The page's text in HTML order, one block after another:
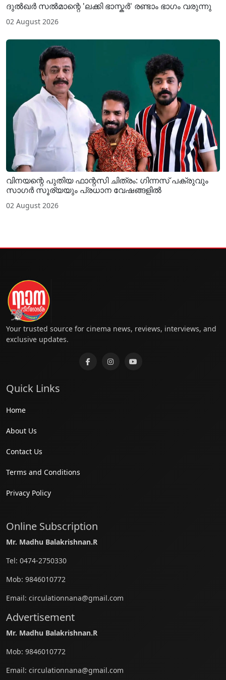
ദുൽഖർ സൽമാന്റെ 'ലക്കി ഭാസ്കർ' രണ്ടാം ഭാഗം വരുന്നു
02 August 2026
വിനയന്റെ പുതിയ ഫാന്റസി ചിത്രം: ഗിന്നസ് പക്രുവും
സാഗർ സൂര്യയും പ്രധാന വേഷങ്ങളിൽ
02 August 2026
Your trusted source for cinema news, reviews, interviews, and
exclusive updates.
Quick Links
Home
About Us
Contact Us
Terms and Conditions
Privacy Policy
Online Subscription
Mr. Madhu Balakrishnan.R
Tel: 0474-2750330
Mob: 9846010772
Email: circulationnana@gmail.com
Advertisement
Mr. Madhu Balakrishnan.R
Mob: 9846010772
Email: circulationnana@gmail.com